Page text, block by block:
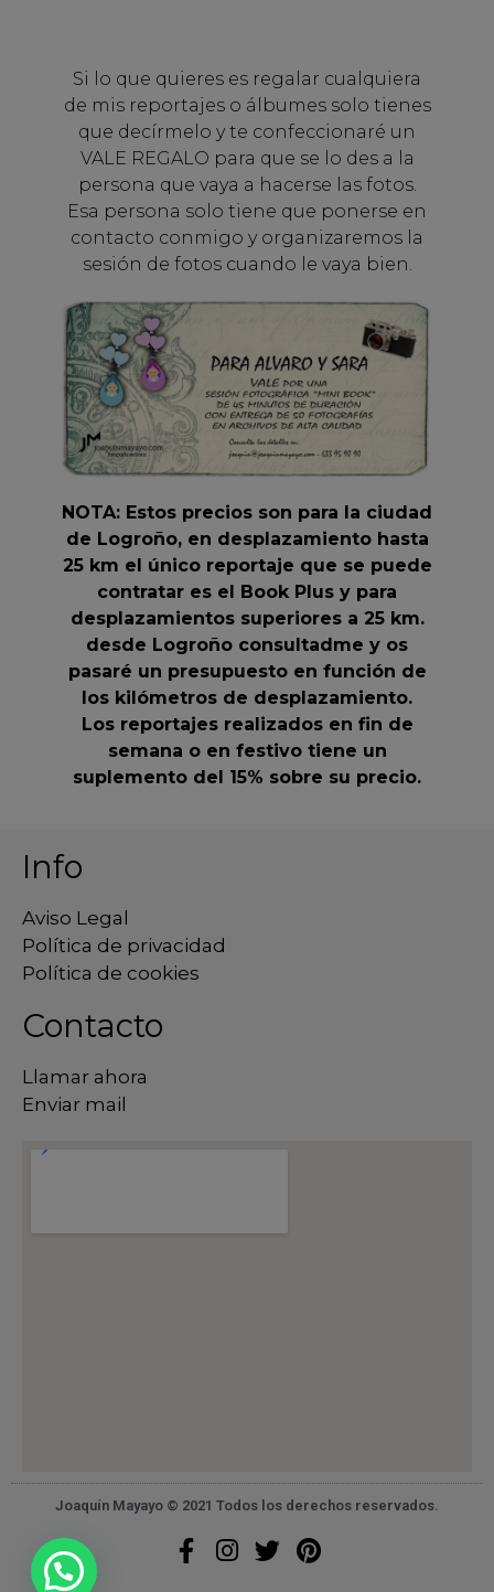
Si lo que quieres es regalar cualquiera
de mis reportajes o álbumes solo tienes
que decírmelo y te confeccionaré un
VALE REGALO para que se lo des a la
persona que vaya a hacerse las fotos.
Esa persona solo tiene que ponerse en
contacto conmigo y organizaremos la
sesión de fotos cuando le vaya bien.
NOTA: Estos precios son para la ciudad
de Logroño, en desplazamiento hasta
25 km el único reportaje que se puede
contratar es el Book Plus y para
desplazamientos superiores a 25 km.
desde Logroño consultadme y os
pasaré un presupuesto en función de
los kilómetros de desplazamiento.
Los reportajes realizados en fin de
semana o en festivo tiene un
suplemento del 15% sobre su precio.
Info
Aviso Legal
Política de privacidad
Política de cookies
Contacto
Llamar ahora
Enviar mail
Joaquín Mayayo © 2021 Todos los derechos reservados.